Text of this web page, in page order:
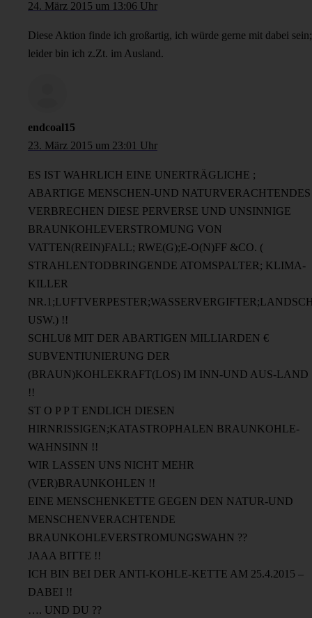
24. März 2015 um 13:06 Uhr
Diese Aktion finde ich großartig, ich würde gerne mit dabei sein;
leider bin ich z.Zt. im Ausland.
endcoal15
23. März 2015 um 23:01 Uhr
ES IST WAHRLICH EINE UNERTRÄGLICHE ;
ABARTIGE MENSCHEN-UND NATURVERACHTENDES
VERBRECHEN DIESE PERVERSE UND UNSINNIGE
BRAUNKOHLEVERSTROMUNG VON
VATTEN(REIN)FALL; RWE(G);E-O(N)FF &CO. (
STRAHLENTODBRINGENDE ATOMSPALTER; KLIMA-
KILLER
USW.) !!
SCHLUß MIT DER ABARTIGEN MILLIARDEN €
SUBVENTIUNIERUNG DER
(BRAUN)KOHLEKRAFT(LOS) IM INN-UND AUS-LAND
!!
ST O P P T ENDLICH DIESEN
HIRNRISSIGEN;KATASTROPHALEN BRAUNKOHLE-
WAHNSINN !!
WIR LASSEN UNS NICHT MEHR
(VER)BRAUNKOHLEN !!
EINE MENSCHENKETTE GEGEN DEN NATUR-UND
MENSCHENVERACHTENDE
BRAUNKOHLEVERSTROMUNGSWAHN ??
JAAA BITTE !!
ICH BIN BEI DER ANTI-KOHLE-KETTE AM 25.4.2015 –
DABEI !!
…. UND DU ??